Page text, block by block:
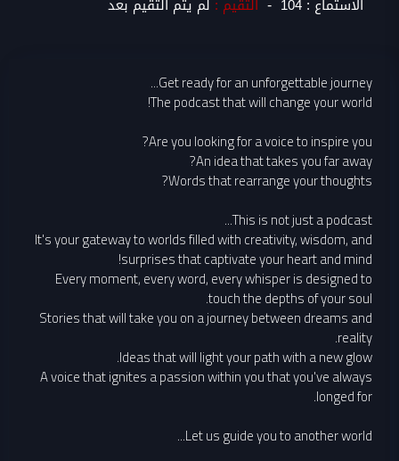
الاستماع : 104 التقيم : لم يتم التقيم بعد
Get ready for an unforgettable journey...
The podcast that will change your world!
Are you looking for a voice to inspire you?
An idea that takes you far away?
Words that rearrange your thoughts?
This is not just a podcast...
It's your gateway to worlds filled with creativity, wisdom, and
surprises that captivate your heart and mind!
Every moment, every word, every whisper is designed to
touch the depths of your soul.
Stories that will take you on a journey between dreams and
reality.
Ideas that will light your path with a new glow.
A voice that ignites a passion within you that you've always
longed for.
Let us guide you to another world...